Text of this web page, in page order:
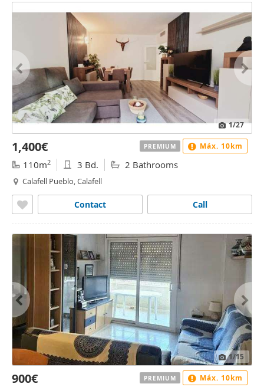
1/27
1,400€
110m2 3 Bd. 2 Bathrooms
Calafell Pueblo, Calafell
Call
Contact
PREMIUM Máx. 10km
1/15
900€ PREMIUM Máx. 10km